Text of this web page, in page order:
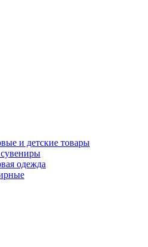
и детские товары
одежда